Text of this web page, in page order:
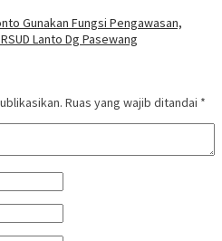
Gunakan Fungsi Pengawasan,
Lanto Dg Pasewang
Ruas yang wajib ditandai *